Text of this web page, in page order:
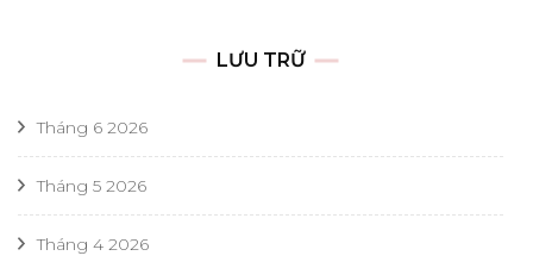
LƯU TRỮ
Tháng 6 2026
Tháng 5 2026
Tháng 4 2026